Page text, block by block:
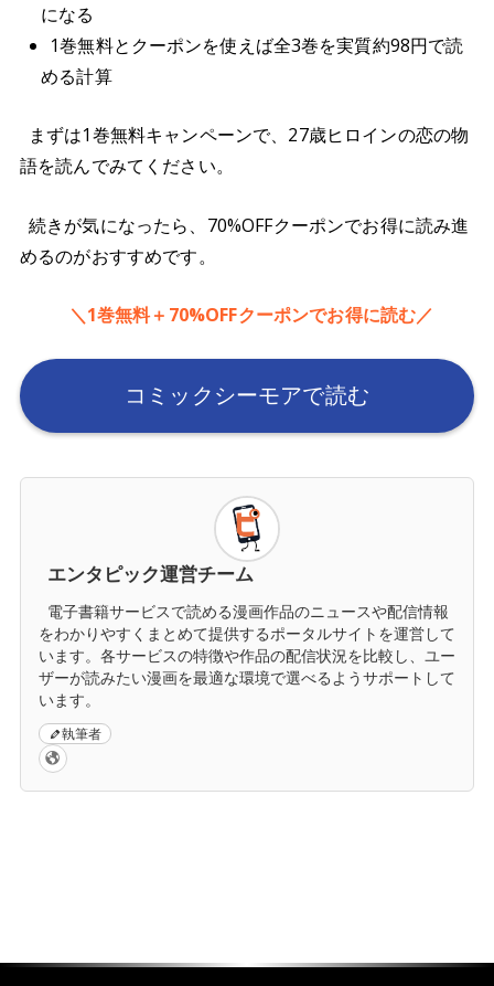
になる
1巻無料とクーポンを使えば全3巻を実質約98円で読
める計算
まずは1巻無料キャンペーンで、27歳ヒロインの恋の物
語を読んでみてください。
続きが気になったら、70%OFFクーポンでお得に読み進
めるのがおすすめです。
＼1巻無料＋70%OFFクーポンでお得に読む／
コミックシーモアで読む
エンタピック運営チーム
電子書籍サービスで読める漫画作品のニュースや配信情報
をわかりやすくまとめて提供するポータルサイトを運営して
います。各サービスの特徴や作品の配信状況を比較し、ユー
ザーが読みたい漫画を最適な環境で選べるようサポートして
います。
執筆者